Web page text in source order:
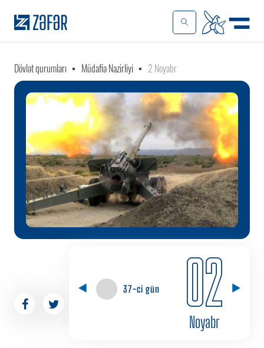
Dövlət qurumları Müdafiə Nazirliyi 2 Noyabr
37-ci gün 02
Noyabr